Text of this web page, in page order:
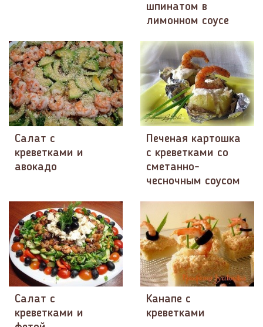
шпинатом в
лимонном соусе
Салат с
креветками и
авокадо
Печеная картошка
с креветками со
сметанно-
чесночным соусом
Салат с
креветками и
Канапе с
креветками